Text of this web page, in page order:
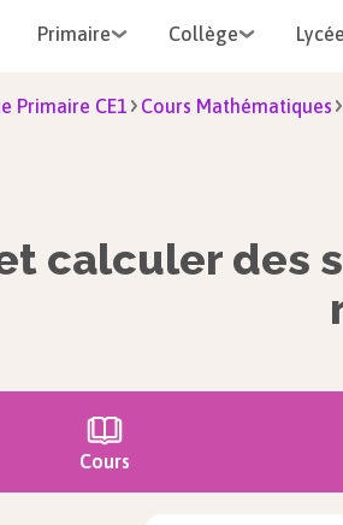
Primaire Collège Lycée
Primaire CE1 Cours Mathématiques
calculer des
Cours